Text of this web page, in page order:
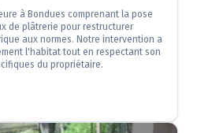
à Bondues comprenant la pose
de plâtrerie pour restructurer
aux normes. Notre intervention a
l'habitat tout en respectant son
du propriétaire.